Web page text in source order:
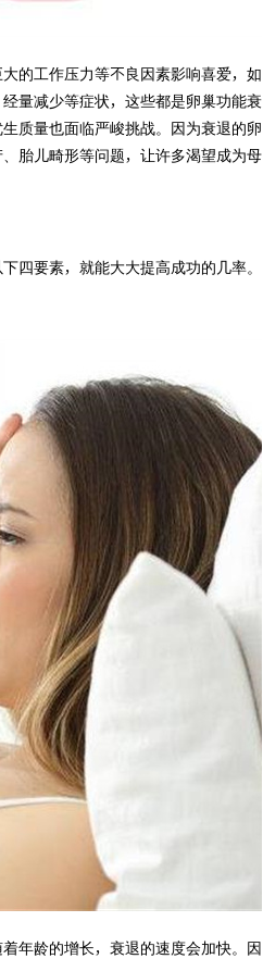
的工作压力等不良因素影响喜爱，如
量减少等症状，这些都是卵巢功能衰
质量也面临严峻挑战。因为衰退的卵
胎儿畸形等问题，让许多渴望成为母
四要素，就能大大提高成功的几率。
年龄的增长，衰退的速度会加快。因